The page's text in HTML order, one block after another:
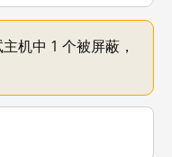
机中 1 个被屏蔽，